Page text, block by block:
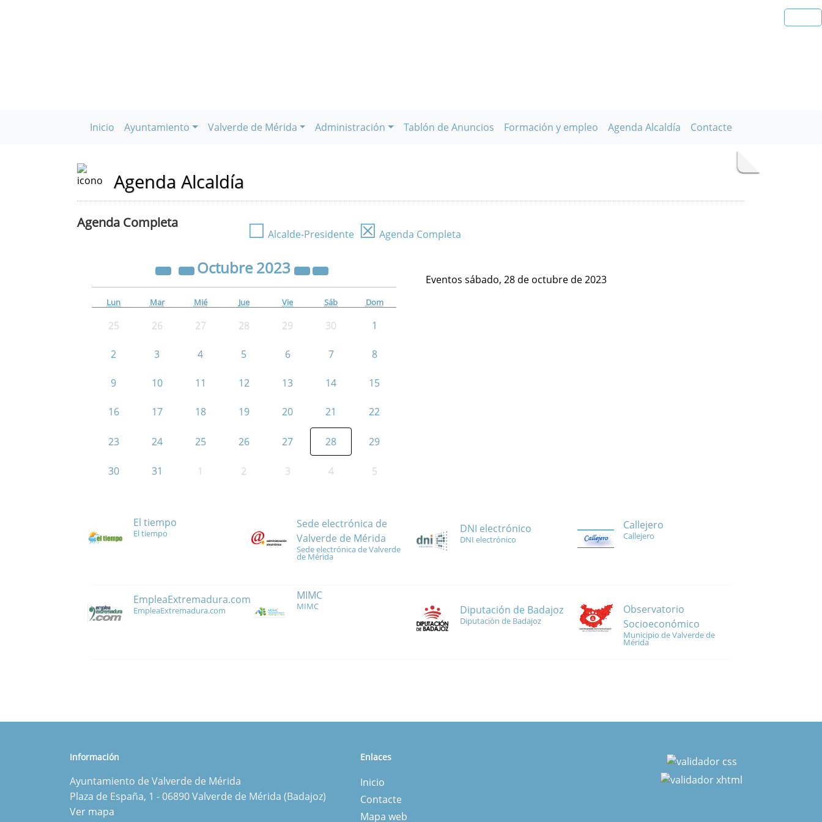
Inicio Ayuntamiento Valverde de Mérida Administración Tablón de Anuncios Formación y empleo Agenda Alcaldía Contacte
Agenda Alcaldía
Agenda Completa ☐ Alcalde-Presidente ☒ Agenda Completa
Octubre2023
Lun Mar Mié Jue Vie Sáb Dom
25 26 27 28 29 30 1
2 3 4 5 6 7 8
9 10 11 12 13 14 15
16 17 18 19 20 21 22
23 24 25 26 27 28 29
30 31 1 2 3 4 5
Eventos sábado, 28 de octubre de 2023
El tiempo
El tiempo
Sede electrónica de
Valverde de Mérida
Sede electrónica de Valverde
de Mérida
DNI electrónico
DNI electrónico
Callejero
Callejero
EmpleaExtremadura.com
EmpleaExtremadura.com
MIMC
MIMC Diputación de Badajoz
Diputación de Badajoz
Observatorio
Socioeconómico
Municipio de Valverde de
Mérida
Información
Ayuntamiento de Valverde de Mérida
Plaza de España, 1 - 06890 Valverde de Mérida (Badajoz)
Ver mapa
Enlaces
Inicio
Contacte
Mapa web